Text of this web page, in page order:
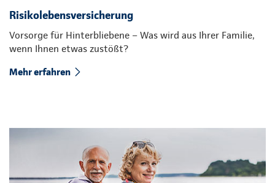
Risikolebensversicherung
Vorsorge für Hinterbliebene – Was wird aus Ihrer Familie,
wenn Ihnen etwas zustößt?
Mehr erfahren